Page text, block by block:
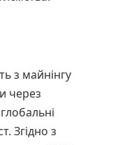
з майнінгу
через
Згідно з